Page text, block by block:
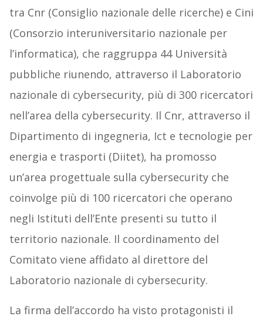
tra Cnr (Consiglio nazionale delle ricerche) e Cini
(Consorzio interuniversitario nazionale per
l’informatica), che raggruppa 44 Università
pubbliche riunendo, attraverso il Laboratorio
nazionale di cybersecurity, più di 300 ricercatori
nell’area della cybersecurity. Il Cnr, attraverso il
Dipartimento di ingegneria, Ict e tecnologie per
energia e trasporti (Diitet), ha promosso
un’area progettuale sulla cybersecurity che
coinvolge più di 100 ricercatori che operano
negli Istituti dell’Ente presenti su tutto il
territorio nazionale. Il coordinamento del
Comitato viene affidato al direttore del
Laboratorio nazionale di cybersecurity.
La firma dell’accordo ha visto protagonisti il